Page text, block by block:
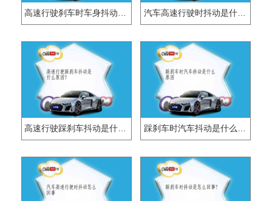
汽车高速行驶时抖动是什么原因？